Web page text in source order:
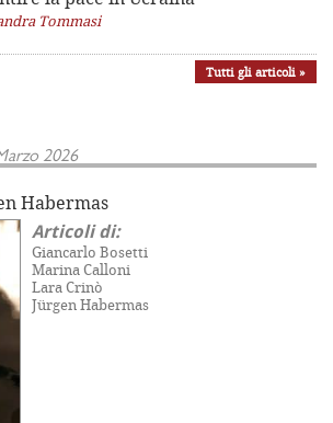
Tommasi
Tutti gli articoli »
2026
Habermas
Articoli di:
Giancarlo Bosetti
Marina Calloni
Lara Crinò
Jürgen Habermas